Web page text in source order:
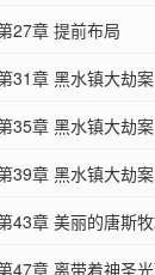
27章 提前布局
31章 黑水镇大劫
35章 黑水镇大劫
39章 黑水镇大劫
43章 美丽的唐斯
47章 离带着神圣